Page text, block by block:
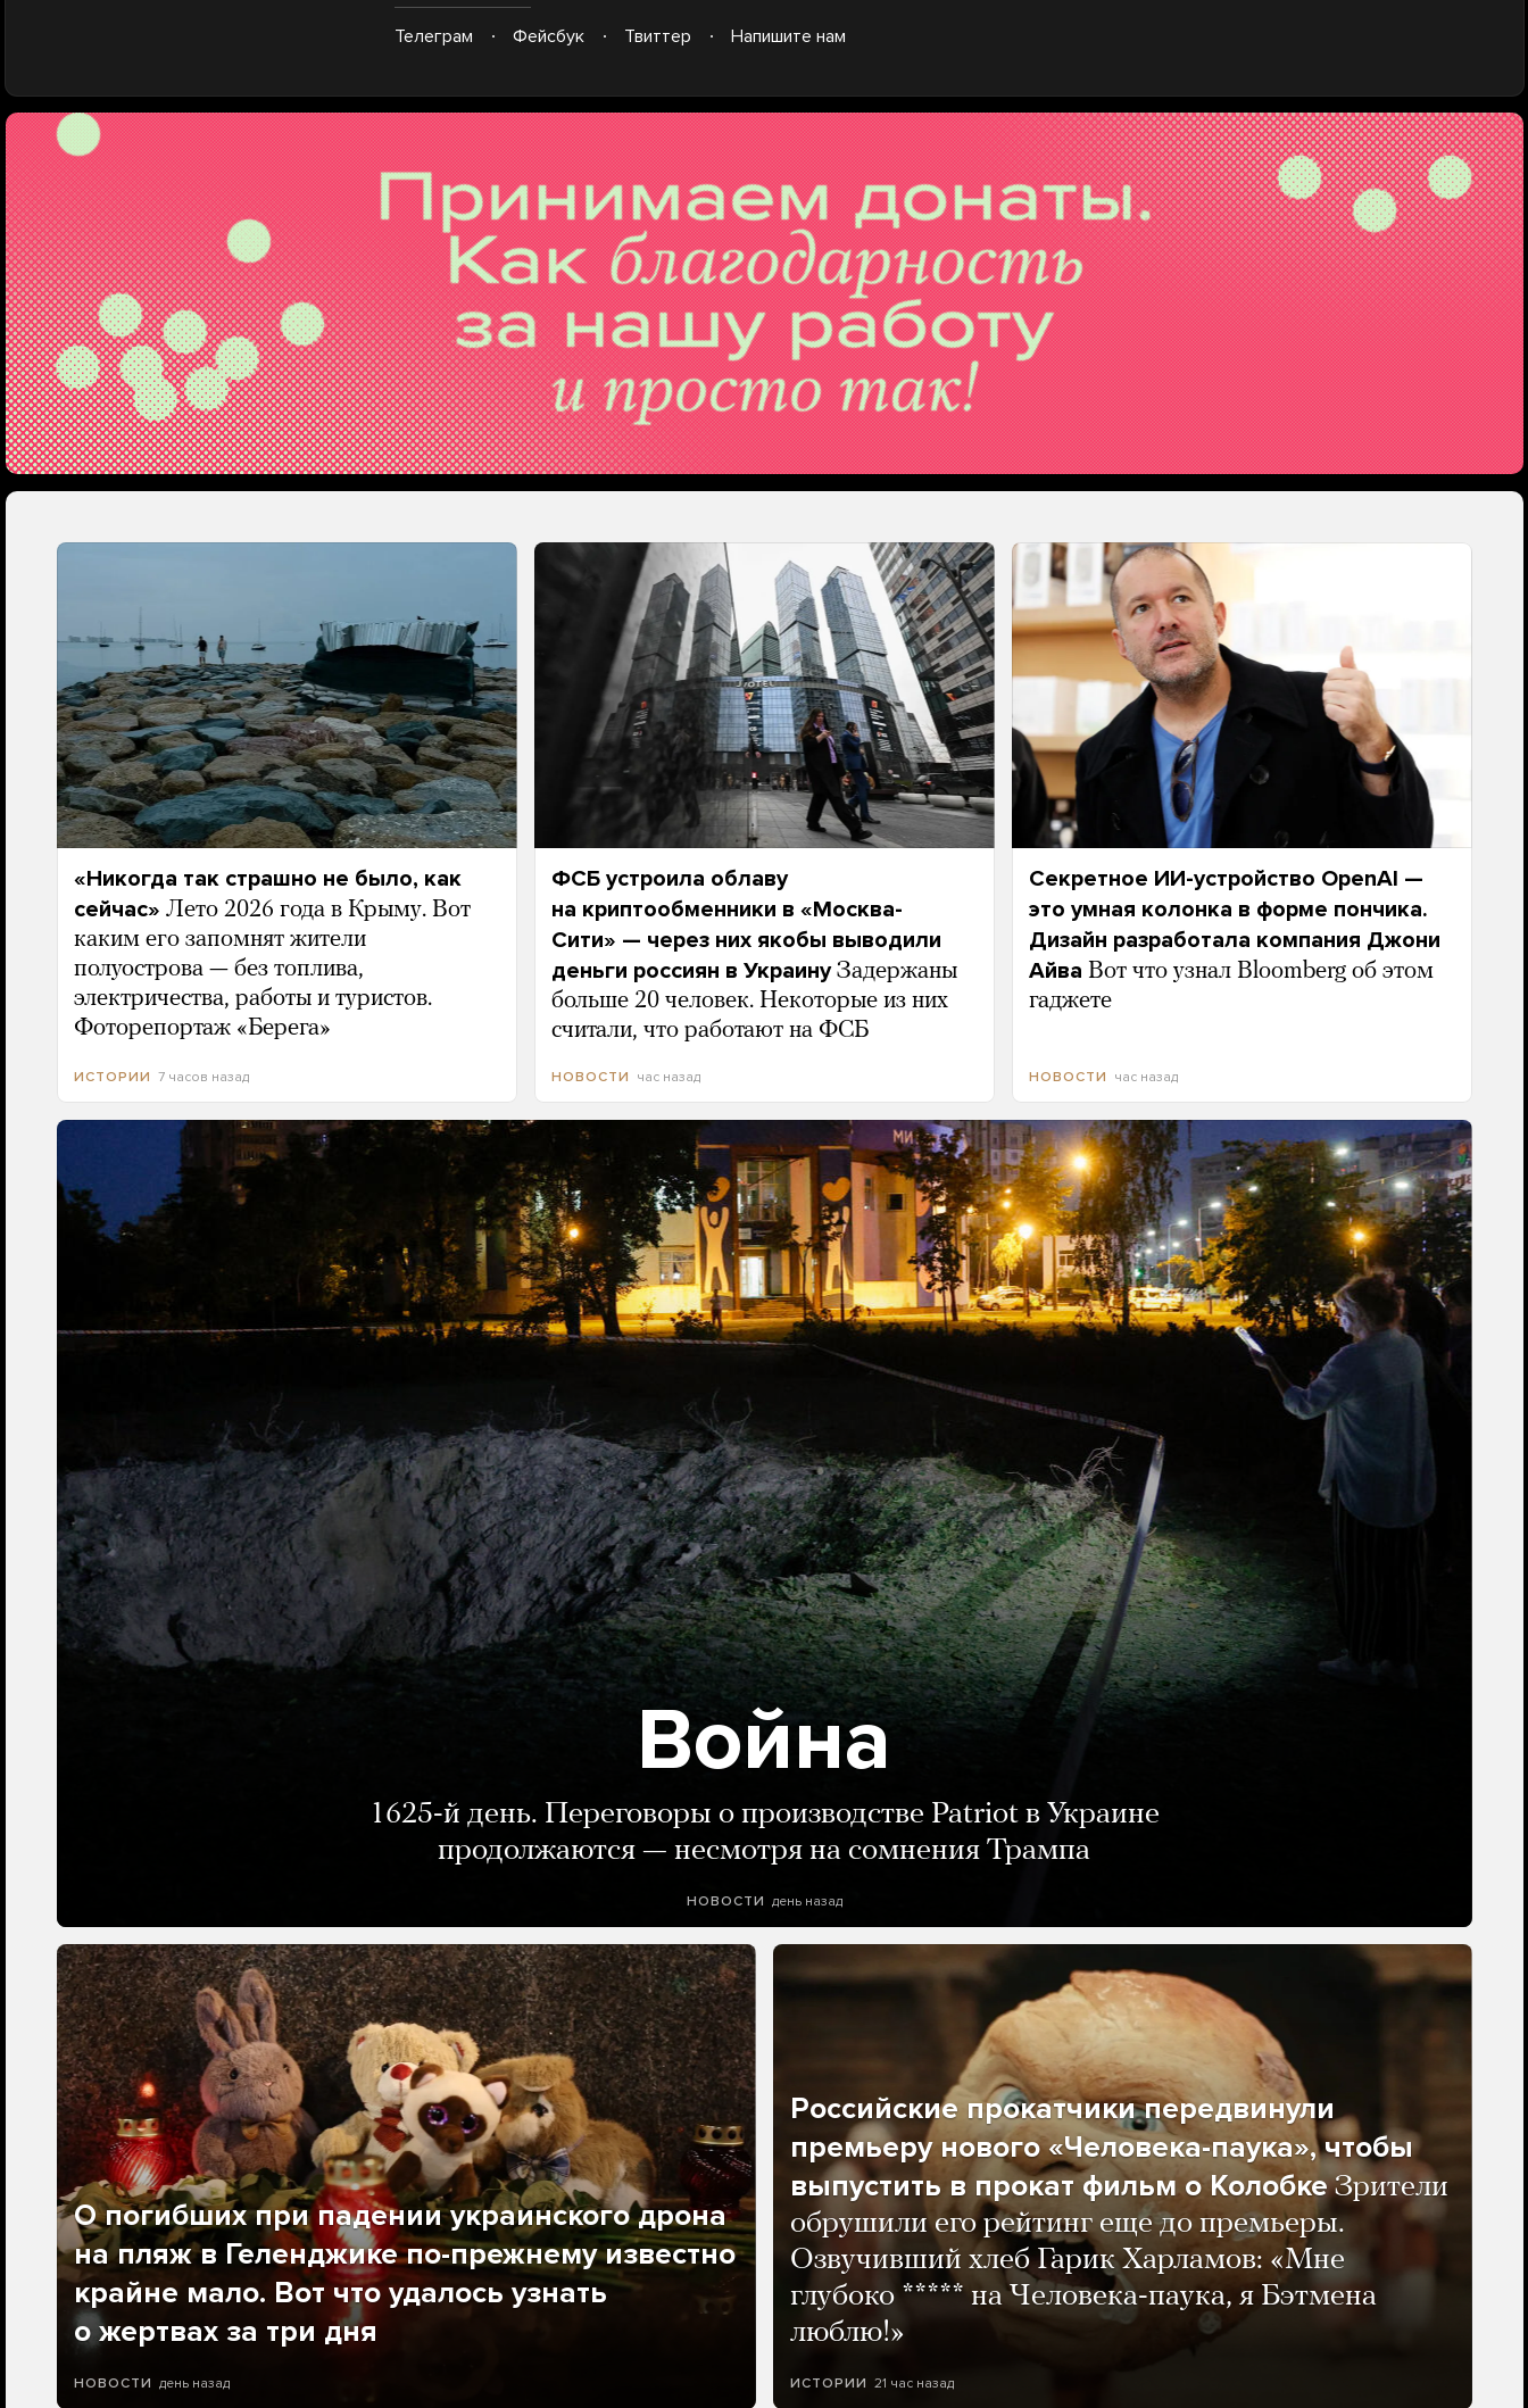
Телеграм Фейсбук Твиттер Напишите нам
«Никогда так страшно не было, как
сейчас» Лето 2026 года в Крыму. Вот
каким его запомнят жители
полуострова — без топлива,
электричества, работы и туристов.
Фоторепортаж «Берега»
ИСТОРИИ 7 часов назад
ФСБ устроила облаву
на криптообменники в «Москва-
Сити» — через них якобы выводили
деньги россиян в Украину Задержаны
больше 20 человек. Некоторые из них
считали, что работают на ФСБ
НОВОСТИ час назад
Секретное ИИ-устройство OpenAI —
это умная колонка в форме пончика.
Дизайн разработала компания Джони
Айва Вот что узнал Bloomberg об этом
гаджете
НОВОСТИ час назад
Война
1625-й день. Переговоры о производстве Patriot в Украине
продолжаются — несмотря на сомнения Трампа
НОВОСТИ день назад
О погибших при падении украинского дрона
на пляж в Геленджике по-прежнему известно
крайне мало. Вот что удалось узнать
о жертвах за три дня
НОВОСТИ день назад
Российские прокатчики передвинули
премьеру нового «Человека-паука», чтобы
выпустить в прокат фильм о Колобке Зрители
обрушили его рейтинг еще до премьеры.
Озвучивший хлеб Гарик Харламов: «Мне
глубоко ***** на Человека-паука, я Бэтмена
люблю!»
ИСТОРИИ 21 час назад